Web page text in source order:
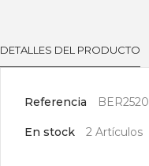
DETALLES DEL PRODUCTO
Referencia BER2520
En stock 2 Artículos